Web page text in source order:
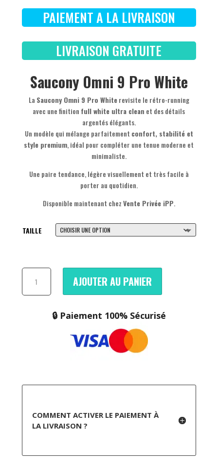
PAIEMENT A LA LIVRAISON
LIVRAISON GRATUITE
Saucony Omni 9 Pro White
La Saucony Omni 9 Pro Whiterevisite le rétro-running
avec une finition full white ultra clean et des détails
argentés élégants.
Un modèle qui mélange parfaitement confort, stabilité et
style premium, idéal pour compléter une tenue moderne et
minimaliste.
Une paire tendance, légère visuellement et très facile à
porter au quotidien.
Disponible maintenant chezVente Privée iPP.
TAILLE
QUANTITÉ
SAUCONY
AJOUTER AU PANIER
🔒 Paiement 100% Sécurisé
COMMENT ACTIVER LE PAIEMENT À
LA LIVRAISON ?